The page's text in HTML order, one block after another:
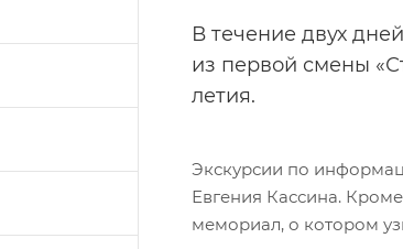
В течение двух
из первой смены
летия.
Экскурсии по
Евгения Кассина.
мемориал, о котором